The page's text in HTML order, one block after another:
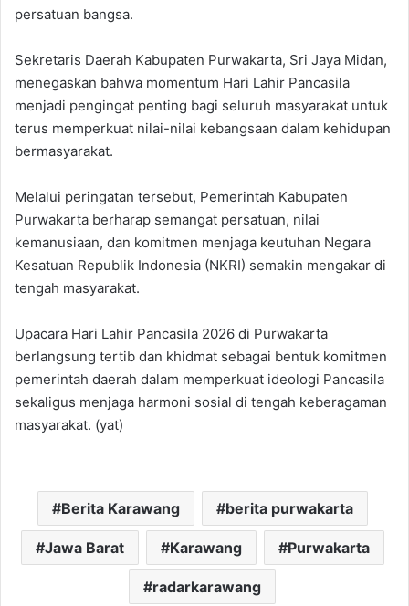
persatuan bangsa.
‎Sekretaris Daerah Kabupaten Purwakarta, Sri Jaya Midan,
menegaskan bahwa momentum Hari Lahir Pancasila
menjadi pengingat penting bagi seluruh masyarakat untuk
terus memperkuat nilai-nilai kebangsaan dalam kehidupan
bermasyarakat.
‎Melalui peringatan tersebut, Pemerintah Kabupaten
Purwakarta berharap semangat persatuan, nilai
kemanusiaan, dan komitmen menjaga keutuhan Negara
Kesatuan Republik Indonesia (NKRI) semakin mengakar di
tengah masyarakat.
‎Upacara Hari Lahir Pancasila 2026 di Purwakarta
berlangsung tertib dan khidmat sebagai bentuk komitmen
pemerintah daerah dalam memperkuat ideologi Pancasila
sekaligus menjaga harmoni sosial di tengah keberagaman
masyarakat. (yat)
Berita Karawang berita purwakarta
Jawa Barat Karawang Purwakarta
radarkarawang